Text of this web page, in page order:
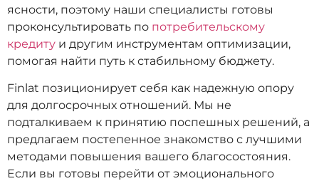
ясности, поэтому наши специалисты готовы
проконсультировать по потребительскому
кредиту и другим инструментам оптимизации,
помогая найти путь к стабильному бюджету.
Finlat позиционирует себя как надежную опору
для долгосрочных отношений. Мы не
подталкиваем к принятию поспешных решений, а
предлагаем постепенное знакомство с лучшими
методами повышения вашего благосостояния.
Если вы готовы перейти от эмоционального